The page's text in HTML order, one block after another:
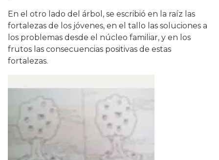
En el otro lado del árbol, se escribió en la raíz las
fortalezas de los jóvenes, en el tallo las soluciones a
los problemas desde el núcleo familiar, y en los
frutos las consecuencias positivas de estas
fortalezas.